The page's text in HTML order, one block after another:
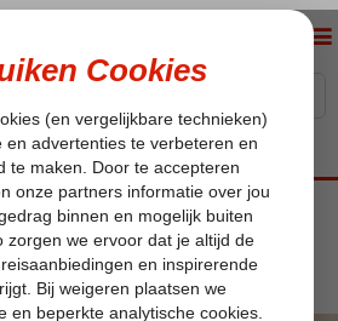
Blue Sea Rooms & Studios
& Studios